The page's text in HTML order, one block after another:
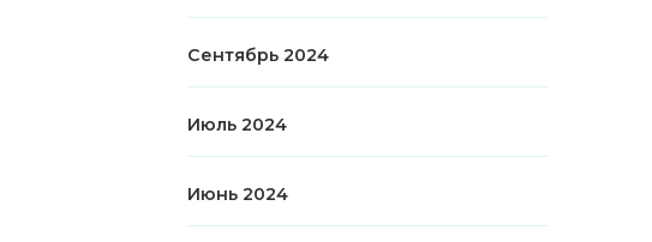
Сентябрь 2024
Июль 2024
Июнь 2024